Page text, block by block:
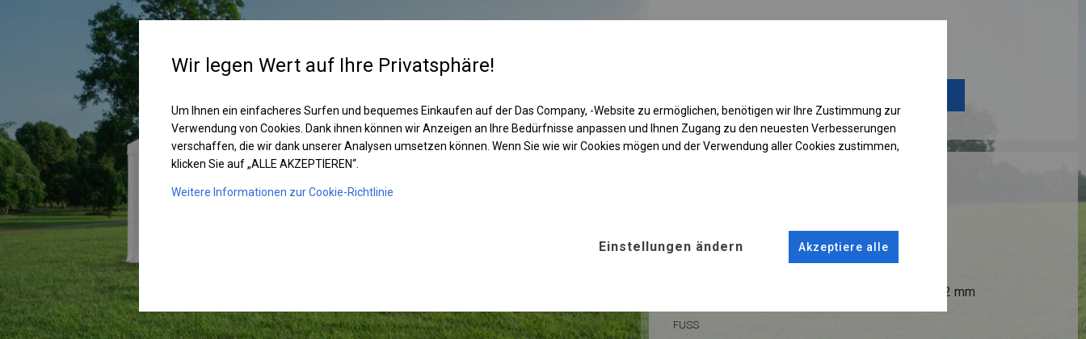
ANSCHLÜSSE
fi 42 mm
FUSS
Wir legen Wert auf Ihre Privatsphäre!
Um Ihnen ein einfacheres Surfen und bequemes Einkaufen auf der Das Company, -Website zu ermöglichen, benötigen wir Ihre Zustimmung zur
Verwendung von Cookies. Dank ihnen können wir Anzeigen an Ihre Bedürfnisse anpassen und Ihnen Zugang zu den neuesten Verbesserungen
verschaffen, die wir dank unserer Analysen umsetzen können. Wenn Sie wie wir Cookies mögen und der Verwendung aller Cookies zustimmen,
klicken Sie auf „ALLE AKZEPTIEREN“.
Weitere Informationen zur Cookie-Richtlinie
Einstellungen ändern Akzeptiere alle